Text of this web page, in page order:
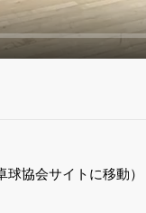
球協会サイトに移動）